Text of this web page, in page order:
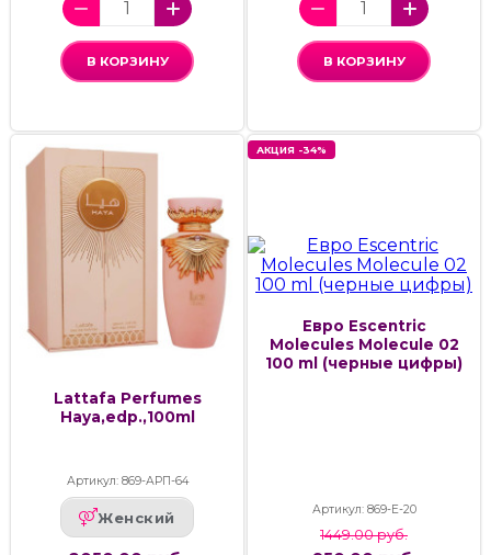
В КОРЗИНУ В КОРЗИНУ
Lattafa Perfumes
Haya,edp.,100ml
Артикул: 869-АРП-64
Женский
АКЦИЯ -34%
Евро Escentric
Molecules Molecule 02
100 ml (черные цифры)
Артикул: 869-Е-20
1449.00 руб.